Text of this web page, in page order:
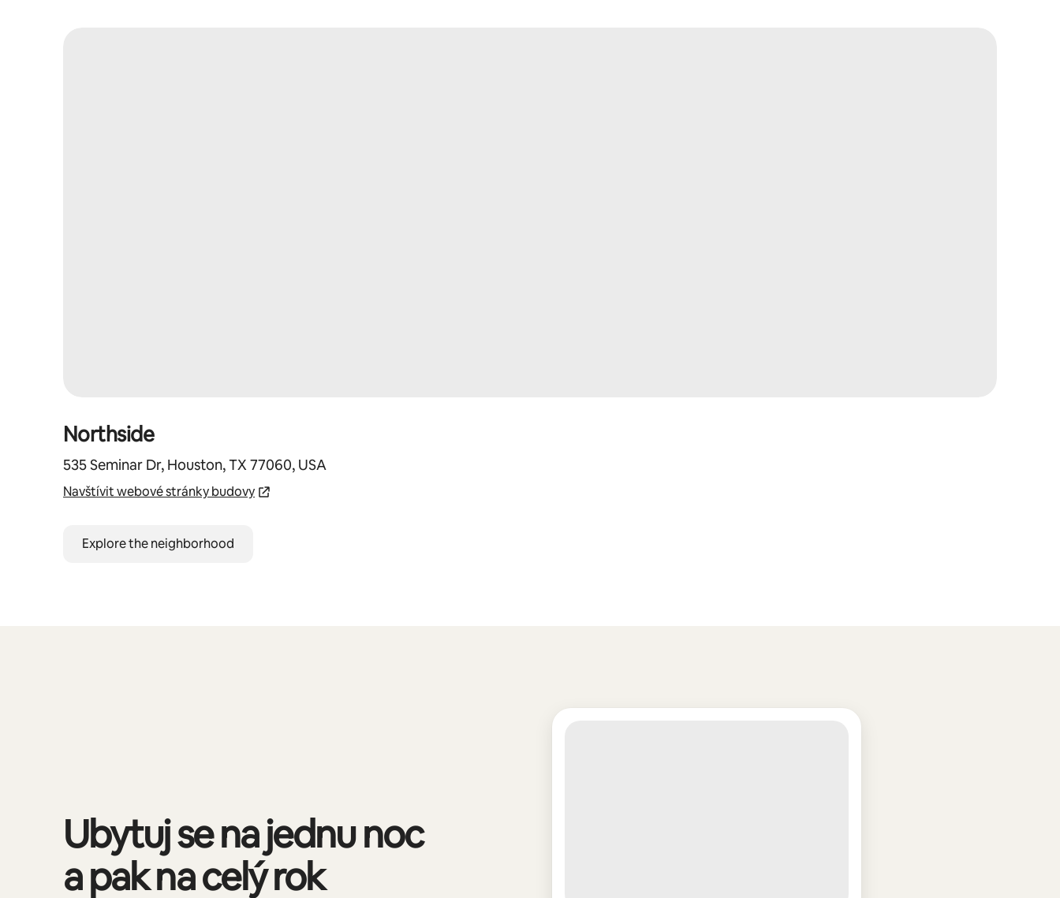
Northside
535 Seminar Dr, Houston, TX 77060, USA
Navštívit webové stránky budovy
Explore the neighborhood
Ubytuj se na jednu noc
a pak na celý rok